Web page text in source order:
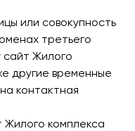
или совокупность
третьего
сайт Жилого
другие временные
контактная
Жилого комплекса